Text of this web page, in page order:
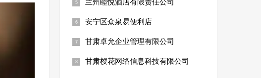
兰州睦悦酒店有限责任公司
安宁区众泉易便利店
甘肃卓允企业管理有限公司
甘肃樱花网络信息科技有限公司